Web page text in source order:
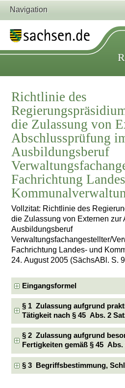
Navigation
Richtlinie des
die Zulassung von
Abschlussprüfung
Ausbildungsberuf
Fachrichtung
Vollzitat: Richtlinie des
die Zulassung von Externen zur
Ausbildungsberuf
Verwaltungsfachangestellter/
Fachrichtung Landes- und
24. August 2005 (SächsABl. S.
Eingangsformel
§ 1 Zulassung aufgrund
Tätigkeit nach § 45 Abs. 2
§ 2 Zulassung aufgrund
Fertigkeiten gemäß § 45 Abs.
§ 3 Begriffsbestimmung,